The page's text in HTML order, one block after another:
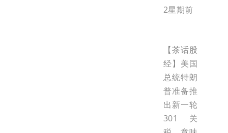
2星期前
【茶话股
经】美国
总统特朗
普准备推
出新一轮
301关